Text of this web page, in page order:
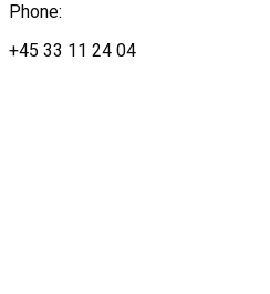
Phone:
+45 33 11 24 04